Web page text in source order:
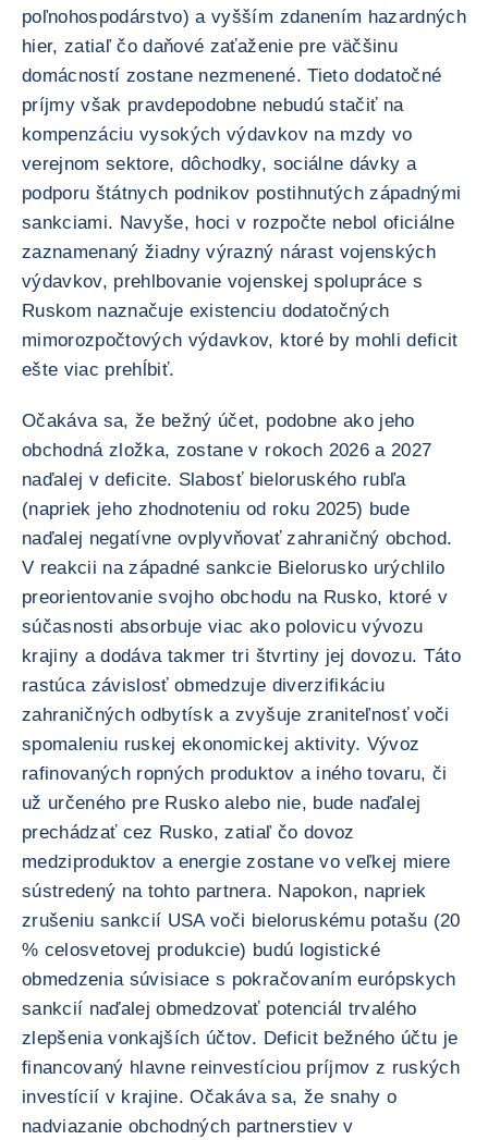
poľnohospodárstvo) a vyšším zdanením hazardných
hier, zatiaľ čo daňové zaťaženie pre väčšinu
domácností zostane nezmenené. Tieto dodatočné
príjmy však pravdepodobne nebudú stačiť na
kompenzáciu vysokých výdavkov na mzdy vo
verejnom sektore, dôchodky, sociálne dávky a
podporu štátnych podnikov postihnutých západnými
sankciami. Navyše, hoci v rozpočte nebol oficiálne
zaznamenaný žiadny výrazný nárast vojenských
výdavkov, prehlbovanie vojenskej spolupráce s
Ruskom naznačuje existenciu dodatočných
mimorozpočtových výdavkov, ktoré by mohli deficit
ešte viac prehĺbiť.
Očakáva sa, že bežný účet, podobne ako jeho
obchodná zložka, zostane v rokoch 2026 a 2027
naďalej v deficite. Slabosť bieloruského rubľa
(napriek jeho zhodnoteniu od roku 2025) bude
naďalej negatívne ovplyvňovať zahraničný obchod.
V reakcii na západné sankcie Bielorusko urýchlilo
preorientovanie svojho obchodu na Rusko, ktoré v
súčasnosti absorbuje viac ako polovicu vývozu
krajiny a dodáva takmer tri štvrtiny jej dovozu. Táto
rastúca závislosť obmedzuje diverzifikáciu
zahraničných odbytísk a zvyšuje zraniteľnosť voči
spomaleniu ruskej ekonomickej aktivity. Vývoz
rafinovaných ropných produktov a iného tovaru, či
už určeného pre Rusko alebo nie, bude naďalej
prechádzať cez Rusko, zatiaľ čo dovoz
medziproduktov a energie zostane vo veľkej miere
sústredený na tohto partnera. Napokon, napriek
zrušeniu sankcií USA voči bieloruskému potašu (20
% celosvetovej produkcie) budú logistické
obmedzenia súvisiace s pokračovaním európskych
sankcií naďalej obmedzovať potenciál trvalého
zlepšenia vonkajších účtov. Deficit bežného účtu je
financovaný hlavne reinvestíciou príjmov z ruských
investícií v krajine. Očakáva sa, že snahy o
nadviazanie obchodných partnerstiev v